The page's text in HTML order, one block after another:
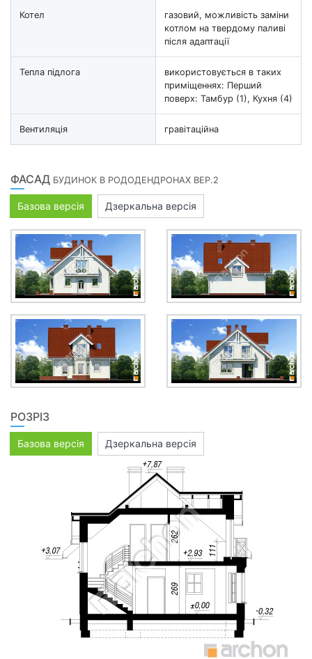
Котел
газовий, можливість заміни
котлом на твердому паливі
після адаптації
Тепла підлога
використовується в таких
приміщеннях: Перший
поверх: Тамбур (1), Кухня (4)
Вентиляція гравітаційна
ФАСАД БУДИНОК В РОДОДЕНДРОНАХ ВЕР.2
Базова версія Дзеркальна версія
РОЗРІЗ
Базова версія Дзеркальна версія